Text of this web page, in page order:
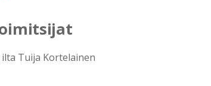
Tuija Kortelainen